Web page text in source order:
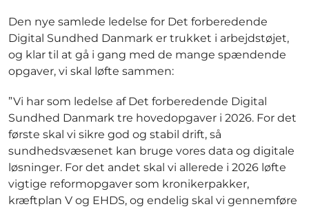
Den nye samlede ledelse for Det forberedende
Digital Sundhed Danmark er trukket i arbejdstøjet,
og klar til at gå i gang med de mange spændende
opgaver, vi skal løfte sammen:
”Vi har som ledelse af Det forberedende Digital
Sundhed Danmark tre hovedopgaver i 2026. For det
første skal vi sikre god og stabil drift, så
sundhedsvæsenet kan bruge vores data og digitale
løsninger. For det andet skal vi allerede i 2026 løfte
vigtige reformopgaver som kronikerpakker,
kræftplan V og EHDS, og endelig skal vi gennemføre